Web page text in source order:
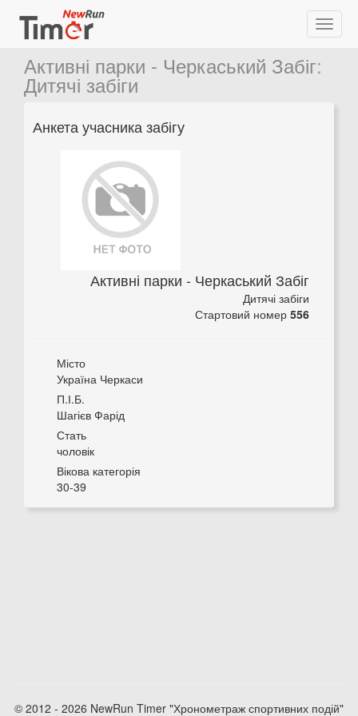
Активні парки - Черкаський Забіг:
Дитячі забіги
Анкета учасника забігу
Активні парки - Черкаський Забіг
Дитячі забіги
Стартовий номер 556
Місто
Україна Черкаси
П.І.Б.
Шагієв Фарід
Стать
чоловік
Вікова категорія
30-39
© 2012 - 2026 NewRun Timer "Хронометраж спортивних подій"